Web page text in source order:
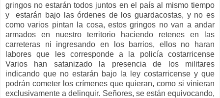
gringos no estarán todos juntos en el país al mismo tiempo
y estarán bajo las órdenes de los guardacostas, y no es
como varios pintan la cosa, estos gringos no van a andar
armados en nuestro territorio haciendo retenes en las
carreteras ni ingresando en los barrios, ellos no haran
labores que les corresponde a la policía costarricense
Varios han satanizado la presencia de los militares
indicando que no estarán bajo la ley costarricense y que
podrán cometer los crímenes que quieran, como si vinieran
exclusivamente a delinquir. Señores, se están equivocando,